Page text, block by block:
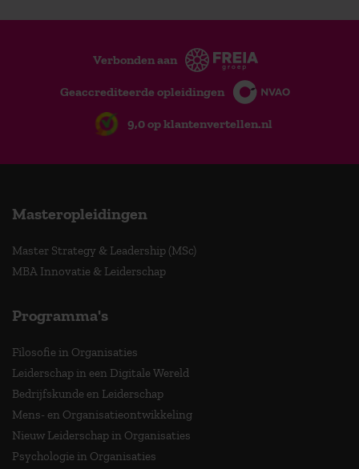
Verbonden aan
Geaccrediteerde opleidingen
9,0 op klantenvertellen.nl
Masteropleidingen
Master Strategy & Leadership (MSc)
MBA Innovatie & Leiderschap
Programma's
Filosofie in Organisaties
Leiderschap in een Digitale Wereld
Bedrijfskunde en Leiderschap
Mens- en Organisatieontwikkeling
Nieuw Leiderschap in Organisaties
Psychologie in Organisaties